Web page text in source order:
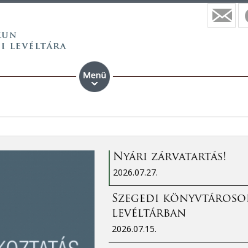
Nyári zárvatartás!
2026.07.27.
Szegedi
levéltárban
2026.07.15.